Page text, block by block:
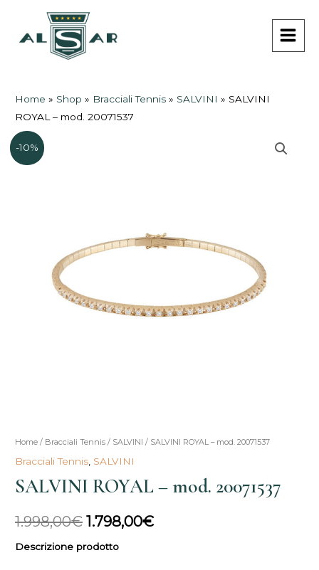
contenuto
Home » Shop » Bracciali Tennis » SALVINI » SALVINI
ROYAL – mod. 20071537
-10%
Home / Bracciali Tennis / SALVINI / SALVINI ROYAL – mod. 20071537
Bracciali Tennis SALVINI
SALVINI ROYAL – mod. 20071537
1.998,00€
Il
era:
1.998,00€.
1.798,00€
Il
è:
Descrizione prodotto
SALVINI
ROYAL
-
mod.
20071537
quantità